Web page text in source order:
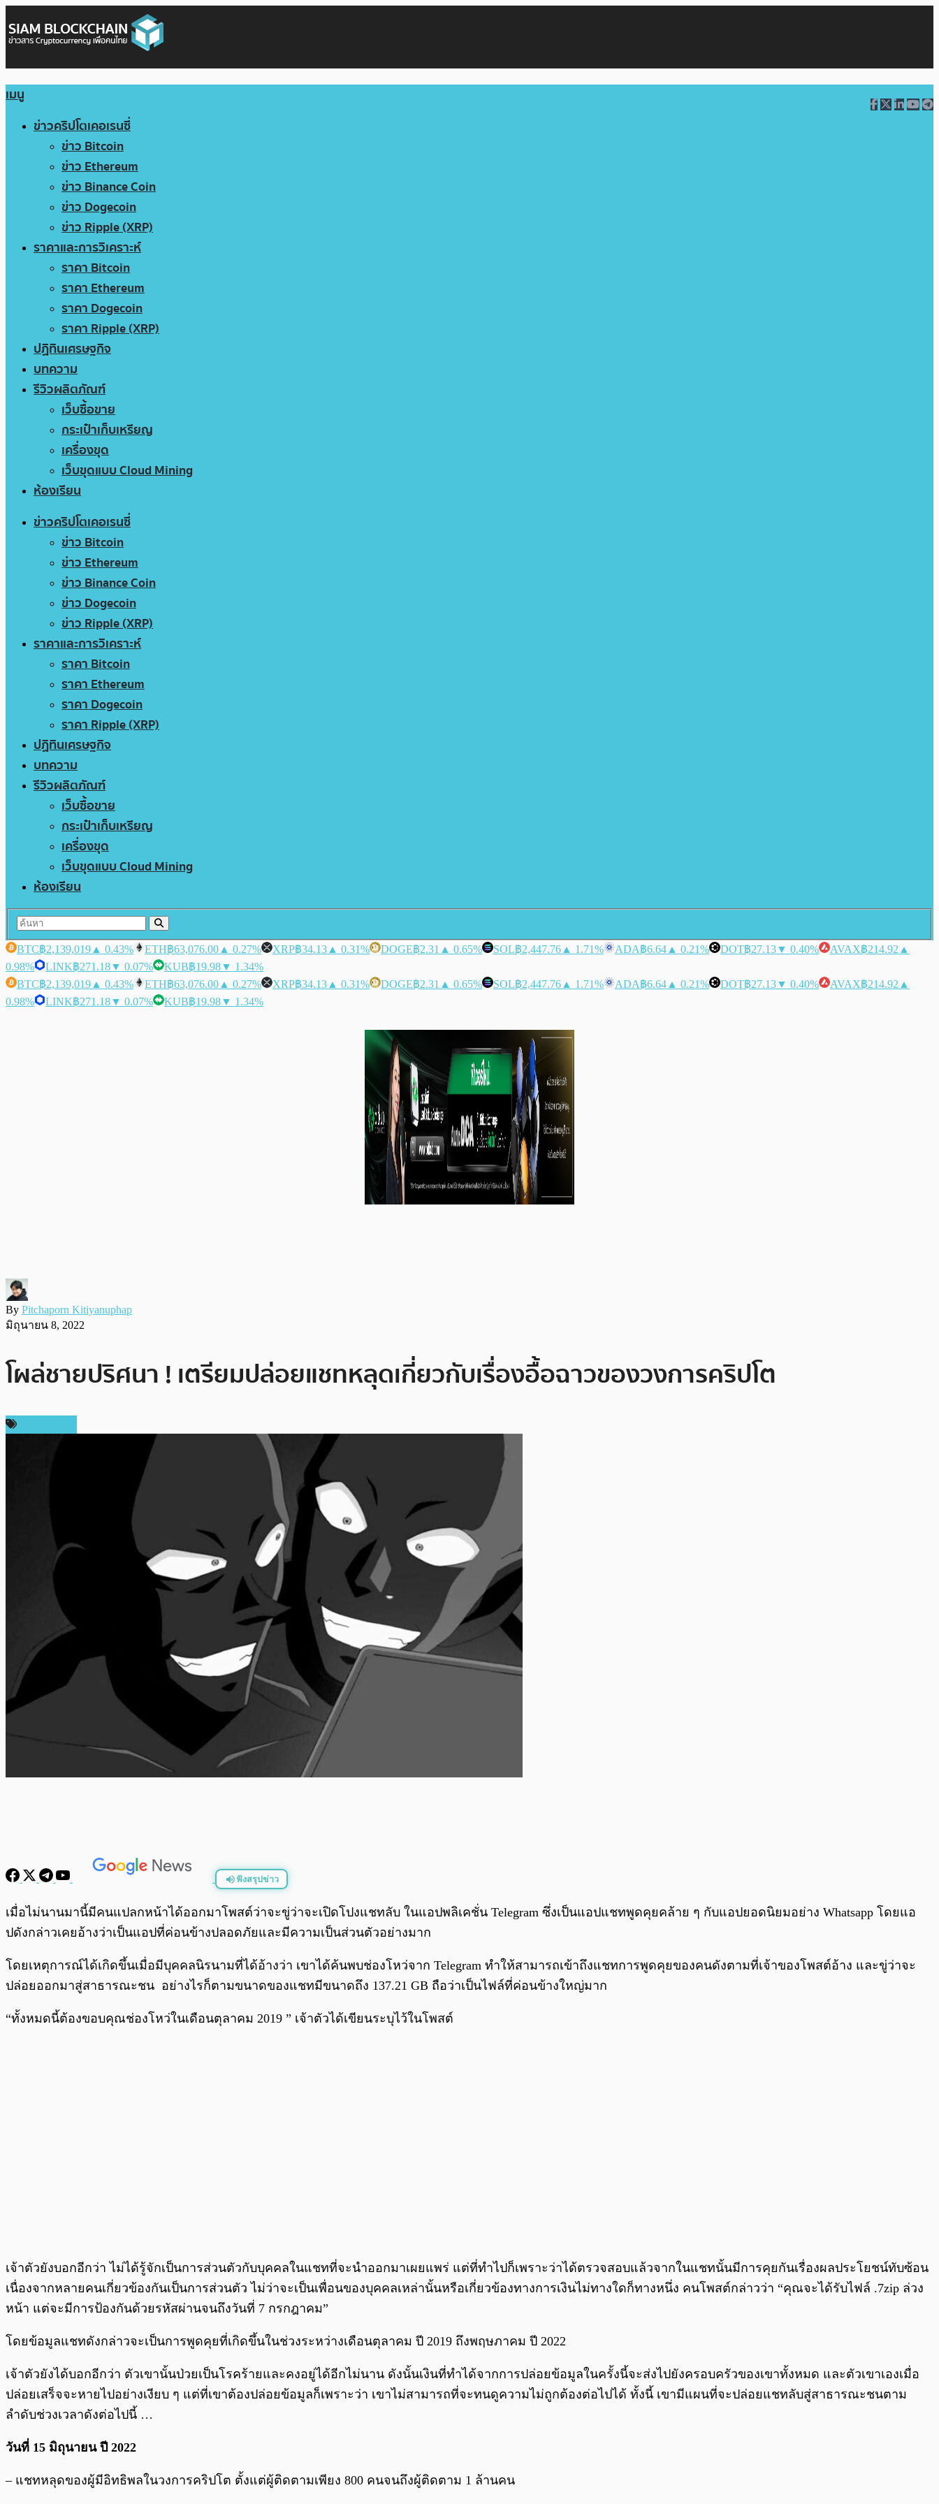
เมนู
ข่าวคริปโตเคอเรนซี่
ข่าว Bitcoin
ข่าว Ethereum
ข่าว Binance Coin
ข่าว Dogecoin
ข่าว Ripple (XRP)
ราคาและการวิเคราะห์
ราคา Bitcoin
ราคา Ethereum
ราคา Dogecoin
ราคา Ripple (XRP)
ปฏิทินเศรษฐกิจ
บทความ
รีวิวผลิตภัณฑ์
เว็บซื้อขาย
กระเป๋าเก็บเหรียญ
เครื่องขุด
เว็บขุดแบบ Cloud Mining
ห้องเรียน
ข่าวคริปโตเคอเรนซี่
ข่าว Bitcoin
ข่าว Ethereum
ข่าว Binance Coin
ข่าว Dogecoin
ข่าว Ripple (XRP)
ราคาและการวิเคราะห์
ราคา Bitcoin
ราคา Ethereum
ราคา Dogecoin
ราคา Ripple (XRP)
ปฏิทินเศรษฐกิจ
บทความ
รีวิวผลิตภัณฑ์
เว็บซื้อขาย
กระเป๋าเก็บเหรียญ
เครื่องขุด
เว็บขุดแบบ Cloud Mining
ห้องเรียน
BTC฿2,139,019 ▲ 0.43% ETH฿63,076.00 ▲ 0.27% XRP฿34.13 ▲ 0.31% DOGE฿2.31 ▲ 0.65% SOL฿2,447.76 ▲ 1.71% ADA฿6.64 ▲ 0.21% DOT฿27.13▼ 0.40% AVAX฿214.92 ▲
0.98%
LINK฿271.18▼ 0.07% KUB฿19.98▼ 1.34%
BTC฿2,139,019 ▲ 0.43% ETH฿63,076.00 ▲ 0.27% XRP฿34.13 ▲ 0.31% DOGE฿2.31 ▲ 0.65% SOL฿2,447.76 ▲ 1.71% ADA฿6.64 ▲ 0.21% DOT฿27.13▼ 0.40% AVAX฿214.92 ▲
0.98%
LINK฿271.18▼ 0.07% KUB฿19.98▼ 1.34%
By Pitchaporn Kitiyanuphap
มิถุนายน 8, 2022
โผล่ชายปริศนา ! เตรียมปล่อยแชทหลุดเกี่ยวกับเรื่องอื้อฉาวของวงการคริปโต
ฟังสรุปข่าว
0:00
เมื่อไม่นานมานี้มีคนแปลกหน้าได้ออกมาโพสต์ว่าจะขู่ว่าจะเปิดโปงแชทลับ ในแอปพลิเคชั่น Telegram ซึ่งเป็นแอปแชทพูดคุยคล้าย ๆ กับแอปยอดนิยมอย่าง Whatsapp โดยแอ
ปดังกล่าวเคยอ้างว่าเป็นแอปที่ค่อนข้างปลอดภัยและมีความเป็นส่วนตัวอย่างมาก
โดยเหตุการณ์ได้เกิดขึ้นเมื่อมีบุคคลนิรนามที่ได้อ้างว่า เขาได้ค้นพบช่องโหว่จาก Telegram ทำให้สามารถเข้าถึงแชทการพูดคุยของคนดังตามที่เจ้าของโพสต์อ้าง และขู่ว่าจะ
ปล่อยออกมาสู่สาธารณะชน อย่างไรก็ตามขนาดของแชทมีขนาดถึง 137.21 GB ถือว่าเป็นไฟล์ที่ค่อนข้างใหญ่มาก
“ทั้งหมดนี้ต้องขอบคุณช่องโหว่ในเดือนตุลาคม 2019 ” เจ้าตัวได้เขียนระบุไว้ในโพสต์
เจ้าตัวยังบอกอีกว่า ไม่ได้รู้จักเป็นการส่วนตัวกับบุคคลในแชทที่จะนำออกมาเผยแพร่ แต่ที่ทำไปก็เพราะว่าได้ตรวจสอบแล้วจากในแชทนั้นมีการคุยกันเรื่องผลประโยชน์ทับซ้อน
เนื่องจากหลายคนเกี่ยวข้องกันเป็นการส่วนตัว ไม่ว่าจะเป็นเพื่อนของบุคคลเหล่านั้นหรือเกี่ยวข้องทางการเงินไม่ทางใดก็ทางหนึ่ง คนโพสต์กล่าวว่า “คุณจะได้รับไฟล์ .7zip ล่วง
หน้า แต่จะมีการป้องกันด้วยรหัสผ่านจนถึงวันที่ 7 กรกฎาคม”
โดยข้อมูลแชทดังกล่าวจะเป็นการพูดคุยที่เกิดขึ้นในช่วงระหว่างเดือนตุลาคม ปี 2019 ถึงพฤษภาคม ปี 2022
เจ้าตัวยังได้บอกอีกว่า ตัวเขานั้นป่วยเป็นโรคร้ายและคงอยู่ได้อีกไม่นาน ดังนั้นเงินที่ทำได้จากการปล่อยข้อมูลในครั้งนี้จะส่งไปยังครอบครัวของเขาทั้งหมด และตัวเขาเองเมื่อ
ปล่อยเสร็จจะหายไปอย่างเงียบ ๆ แต่ที่เขาต้องปล่อยข้อมูลก็เพราะว่า เขาไม่สามารถที่จะทนดูความไม่ถูกต้องต่อไปได้ ทั้งนี้ เขามีแผนที่จะปล่อยแชทลับสู่สาธารณะชนตาม
ลำดับช่วงเวลาดังต่อไปนี้ …
วันที่ 15 มิถุนายน ปี 2022
– แชทหลุดของผู้มีอิทธิพลในวงการคริปโต ตั้งแต่ผู้ติดตามเพียง 800 คนจนถึงผู้ติดตาม 1 ล้านคน